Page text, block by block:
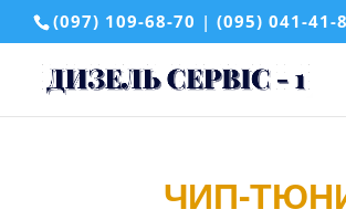
(097) 109-68-70 | (095) 041-41-
ЧИП-